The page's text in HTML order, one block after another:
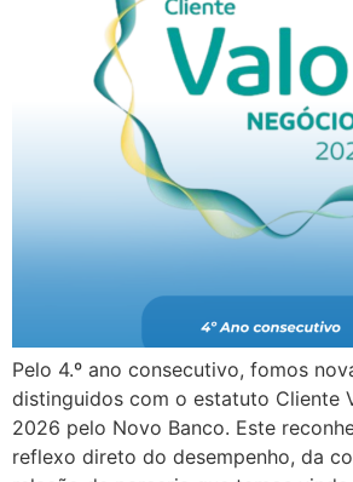
Pelo 4.º ano consecutivo, fomos
distinguidos com o estatuto Cliente
2026 pelo Novo Banco. Este
reflexo direto do desempenho, da